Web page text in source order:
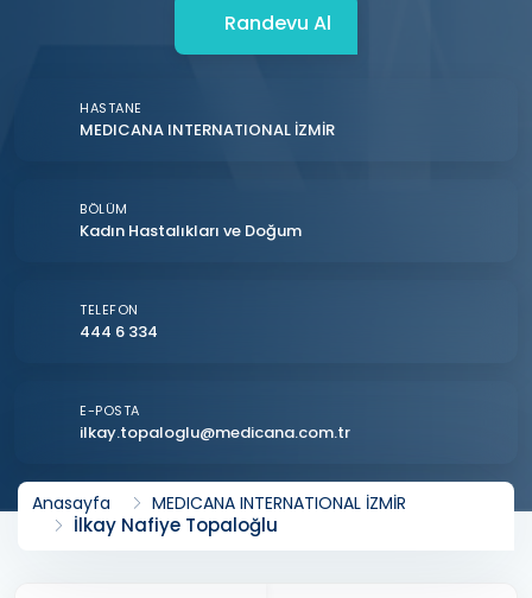
Randevu Al
HASTANE
MEDICANA INTERNATIONAL İZMİR
BÖLÜM
Kadın Hastalıkları ve Doğum
TELEFON
444 6 334
E-POSTA
ilkay.topaloglu@medicana.com.tr
Anasayfa MEDICANA INTERNATIONAL İZMİR
İlkay Nafiye Topaloğlu